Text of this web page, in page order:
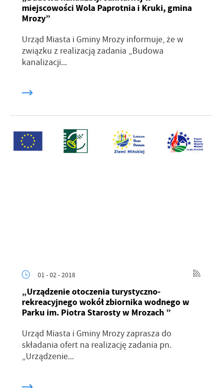
miejscowości Wola Paprotnia i Kruki, gmina
Mrozy”
Urząd Miasta i Gminy Mrozy informuje, że w
związku z realizacją zadania „Budowa
kanalizacji...
01 - 02 - 2018
„Urządzenie otoczenia turystyczno-
rekreacyjnego wokół zbiornika wodnego w
Parku im. Piotra Starosty w Mrozach ”
Urząd Miasta i Gminy Mrozy zaprasza do
składania ofert na realizację zadania pn.
„Urządzenie...